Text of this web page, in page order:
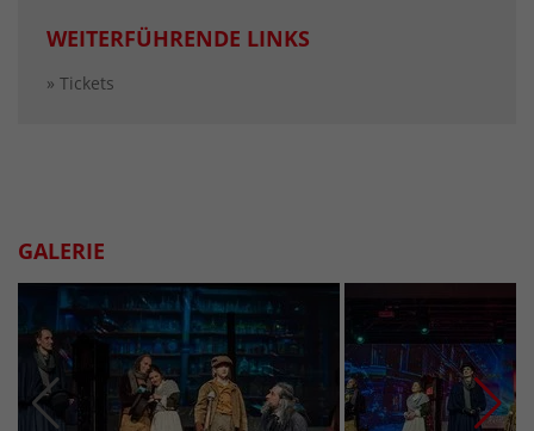
WEITERFÜHRENDE LINKS
» Tickets
GALERIE